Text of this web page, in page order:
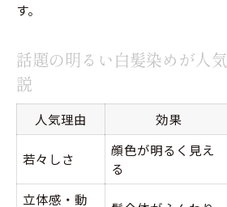
す。
話題の明るい白髪染めが人
説
人気理由 効果
若々しさ
顔色が明るく見え
る
立体感・動